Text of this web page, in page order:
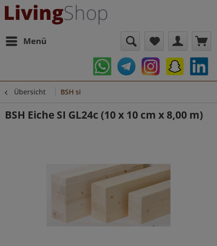
Menü
Übersicht BSH si
BSH Eiche SI GL24c (10 x 10 cm x 8,00 m)